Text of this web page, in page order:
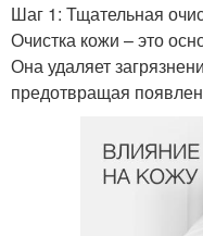
Шаг 1: Тщательная
Очистка кожи – это
Она удаляет
предотвращая